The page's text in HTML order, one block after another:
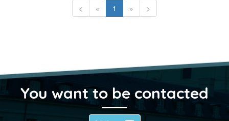
< « 1 (current)
» >
You want to be contacted